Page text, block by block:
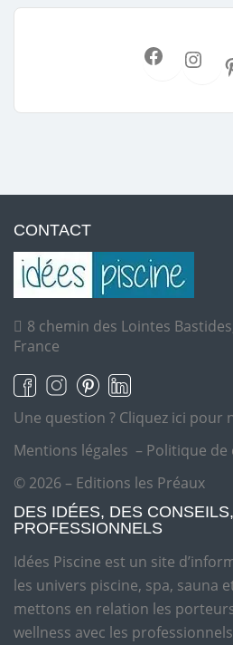
CONTACT
8 chemin des Lointes
France
Une question ? Cliquez ici pour
Mentions légales – Politique
© 2026 – Editions les Préaux
DES IDÉES, DES
PROFESSIONNELS
Idées Piscine est un site
les univers piscine, spa, sauna
mettons en relation les
wellness avec les